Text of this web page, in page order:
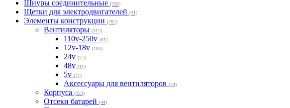
Шнуры соединительные (338)
Щетки для электродвигателей (31)
Элементы конструкции (782)
Вентиляторы (317)
110v-250v (81)
12v-18v (103)
24v (77)
48v (11)
5v (21)
Аксессуары для вентиляторов (24)
Корпуса (223)
Отсеки батарей (44)